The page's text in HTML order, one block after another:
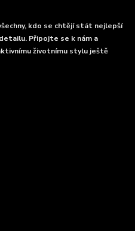
kdo se chtějí stát nejlepší
Připojte se k nám a
životnímu stylu ještě